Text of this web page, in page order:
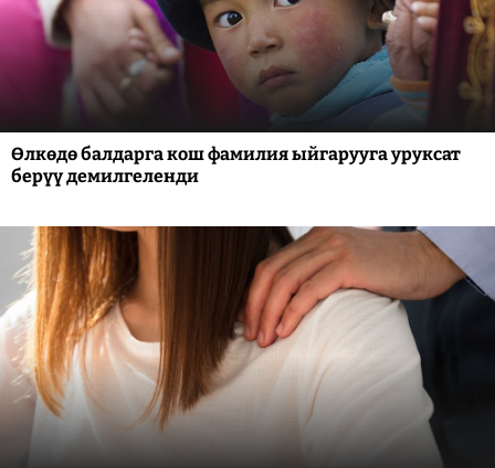
Өлкөдө балдарга кош фамилия ыйгарууга уруксат
берүү демилгеленди